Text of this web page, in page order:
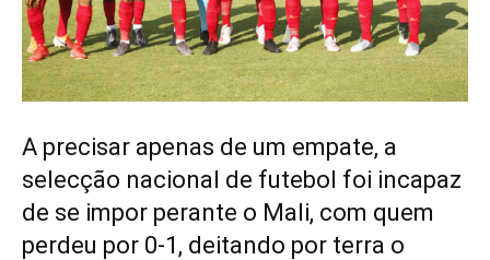
A precisar apenas de um empate, a
selecção nacional de futebol foi incapaz
de se impor perante o Mali, com quem
perdeu por 0-1, deitando por terra o